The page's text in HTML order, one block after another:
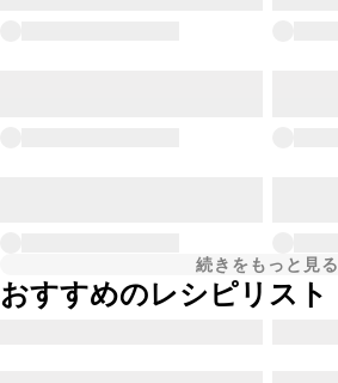
続きをもっと見る
おすすめのレシピリスト